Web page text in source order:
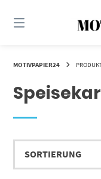
zum
MOTIVPAPIER24